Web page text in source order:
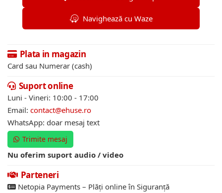
Navighează cu Waze
Plata in magazin
Card sau Numerar (cash)
Suport online
Luni - Vineri: 10:00 - 17:00
Email: contact@ehuse.ro
WhatsApp: doar mesaj text
Trimite mesaj
Nu oferim suport audio / video
Parteneri
Netopia Payments – Plăți online în Siguranță